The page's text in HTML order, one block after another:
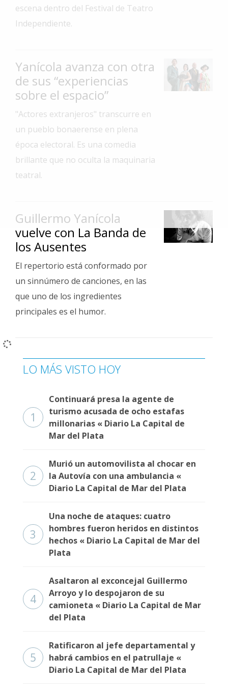
Interés
General
Deportes
Arte
Espectáculos
Policiales
Fotos
Clasificados
Fúnebres
escena dentro del Festival de Teatro
Independiente.
Yanícola avanza con otra
de sus “experiencias
sobre el espacio”
"Actores extranjeros" transcurre en
un pueblo bonaerense en plena
época electoral. Es una comedia
brillante que no oculta la maquinaria
teatral.
Guillermo Yanícola
vuelve con La Banda de
los Ausentes
El repertorio está conformado por
un sinnúmero de canciones, en las
que uno de los ingredientes
principales es el humor.
LO MÁS VISTO HOY
1
Continuará presa la agente de
turismo acusada de ocho estafas
millonarias « Diario La Capital de
Mar del Plata
2
Murió un automovilista al chocar en
la Autovía con una ambulancia «
Diario La Capital de Mar del Plata
3
Una noche de ataques: cuatro
hombres fueron heridos en distintos
hechos « Diario La Capital de Mar del
Plata
4
Asaltaron al exconcejal Guillermo
Arroyo y lo despojaron de su
camioneta « Diario La Capital de Mar
del Plata
5
Ratificaron al jefe departamental y
habrá cambios en el patrullaje «
Diario La Capital de Mar del Plata